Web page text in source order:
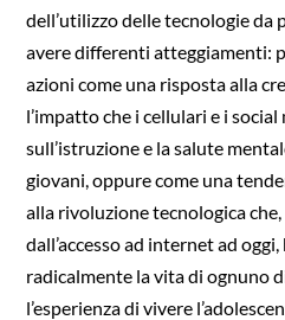
dell’utilizzo delle tecnologie da
avere differenti atteggiamenti:
azioni come una risposta alla
l’impatto che i cellulari e i
sull’istruzione e la salute
giovani, oppure come una
alla rivoluzione tecnologica
dall’accesso ad internet ad
radicalmente la vita di ognuno
l’esperienza di vivere